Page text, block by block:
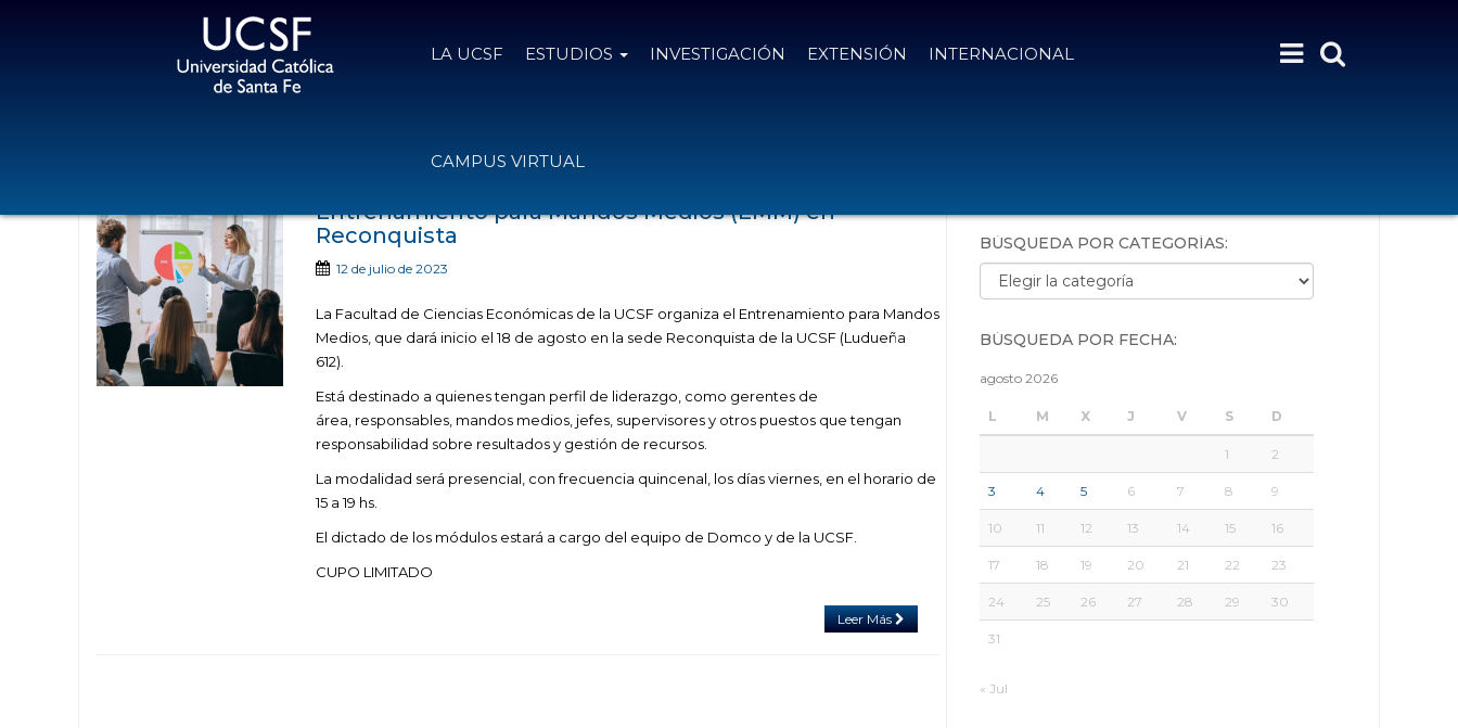
LA UCSF ESTUDIOS INVESTIGACIÓN EXTENSIÓN INTERNACIONAL
CAMPUS VIRTUAL
Entrenamiento para Mandos Medios (EMM) en
Reconquista
12 de julio de 2023
La Facultad de Ciencias Económicas de la UCSF organiza el Entrenamiento para Mandos
Medios, que dará inicio el 18 de agosto en la sede Reconquista de la UCSF (Ludueña
612).
Está destinado a quienes tengan perfil de liderazgo, como gerentes de
área, responsables, mandos medios, jefes, supervisores y otros puestos que tengan
responsabilidad sobre resultados y gestión de recursos.
La modalidad será presencial, con frecuencia quincenal, los días viernes, en el horario de
15 a 19 hs.
El dictado de los módulos estará a cargo del equipo de Domco y de la UCSF.
CUPO LIMITADO
Leer Más
BÚSQUEDA POR CATEGORÍAS:
Búsqueda por categorías:
BÚSQUEDA POR FECHA:
agosto 2026
L M X J V S D
1 2
3 4 5 6 7 8 9
10 11 12 13 14 15 16
17 18 19 20 21 22 23
24 25 26 27 28 29 30
31
« Jul